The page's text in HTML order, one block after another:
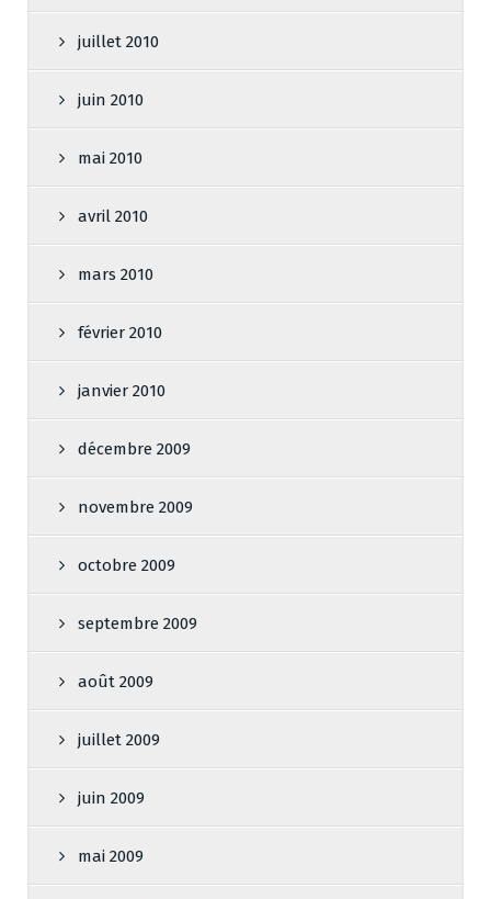
juillet 2010
juin 2010
mai 2010
avril 2010
mars 2010
février 2010
janvier 2010
décembre 2009
novembre 2009
octobre 2009
septembre 2009
août 2009
juillet 2009
juin 2009
mai 2009